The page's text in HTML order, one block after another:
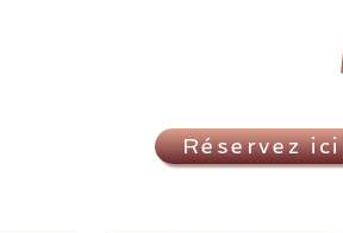
Réservez ici